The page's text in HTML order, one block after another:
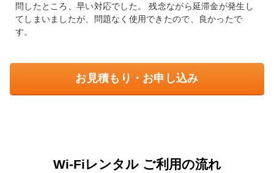
問したところ、早い対応でした。 残念ながら延滞金が発生し
てしまいましたが、問題なく使用できたので、良かったで
す。
お見積もり・お申し込み
Wi-Fiレンタル ご利用の流れ